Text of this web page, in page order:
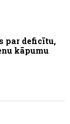
par deficītu,
kāpumu